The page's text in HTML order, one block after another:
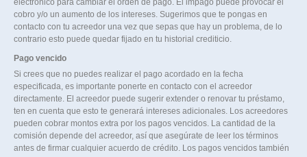
electrónico para cambiar el orden de pago. El impago puede provocar el
cobro y/o un aumento de los intereses. Sugerimos que te pongas en
contacto con tu acreedor una vez que sepas que hay un problema, de lo
contrario esto puede quedar fijado en tu historial crediticio.
Pago vencido
Si crees que no puedes realizar el pago acordado en la fecha
especificada, es importante ponerte en contacto con el acreedor
directamente. El acreedor puede sugerir extender o renovar tu préstamo,
ten en cuenta que esto te generará intereses adicionales. Los acreedores
pueden cobrar montos extra por los pagos vencidos. La cantidad de la
comisión depende del acreedor, así que asegúrate de leer los términos
antes de firmar cualquier acuerdo de crédito. Los pagos vencidos también